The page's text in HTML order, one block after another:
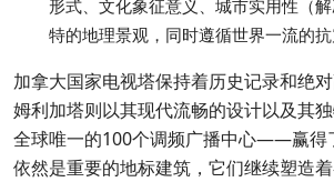
形式、文化象征意义、城市实用性（
特的地理景观，同时遵循世界一流的抗
加拿大国家电视塔保持着历史记录和绝
姆利加塔则以其现代流畅的设计以及其
全球唯一的100个调频广播中心——赢得
依然是重要的地标建筑，它们继续塑造